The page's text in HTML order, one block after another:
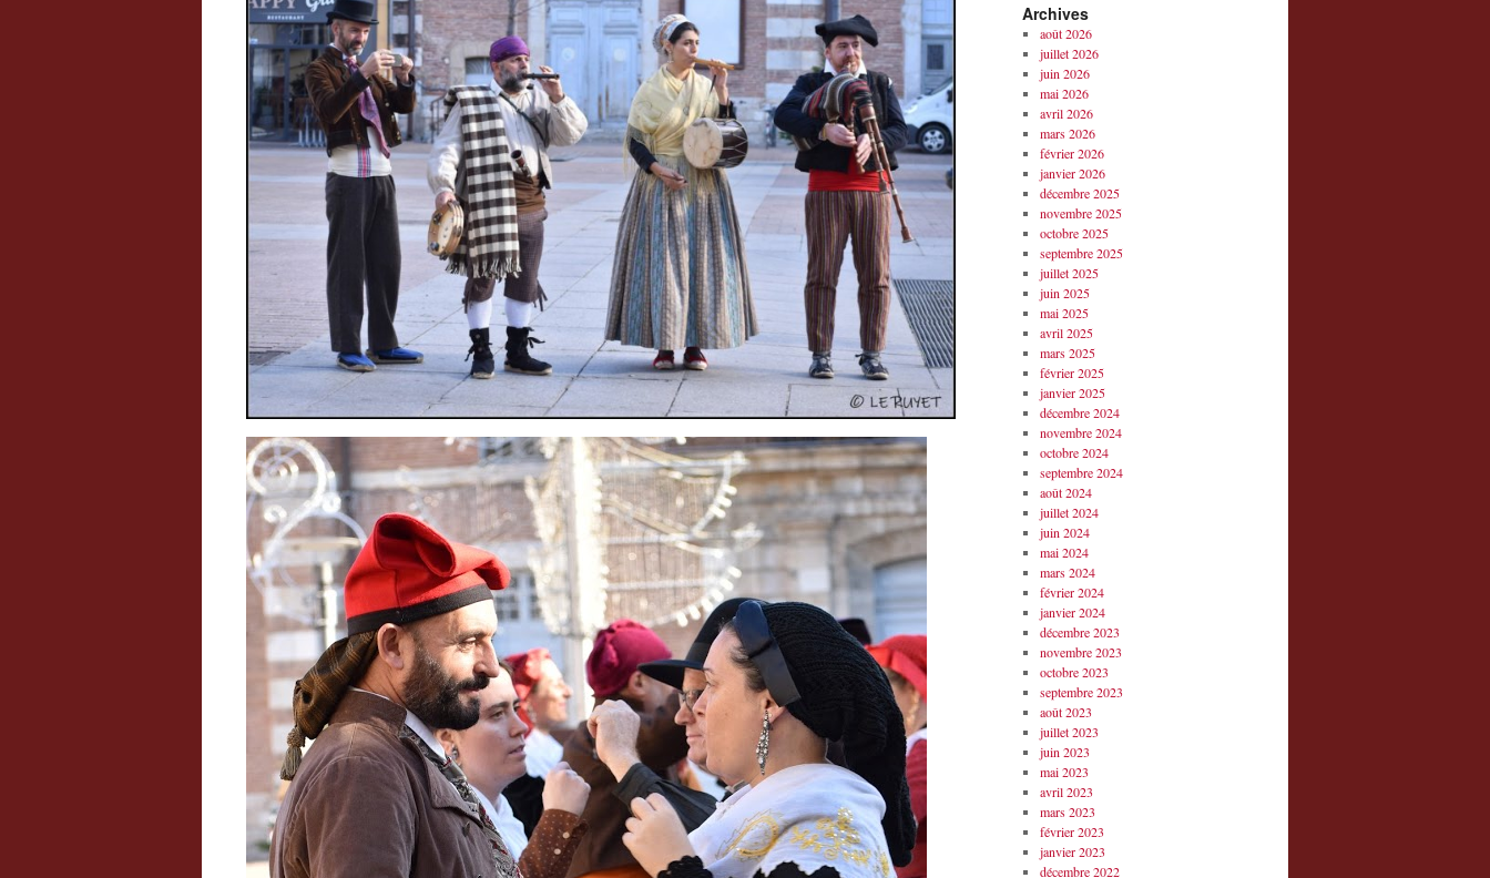
Archives
août 2026
juillet 2026
juin 2026
mai 2026
avril 2026
mars 2026
février 2026
janvier 2026
décembre 2025
novembre 2025
octobre 2025
septembre 2025
juillet 2025
juin 2025
mai 2025
avril 2025
mars 2025
février 2025
janvier 2025
décembre 2024
novembre 2024
octobre 2024
septembre 2024
août 2024
juillet 2024
juin 2024
mai 2024
mars 2024
février 2024
janvier 2024
décembre 2023
novembre 2023
octobre 2023
septembre 2023
août 2023
juillet 2023
juin 2023
mai 2023
avril 2023
mars 2023
février 2023
janvier 2023
décembre 2022